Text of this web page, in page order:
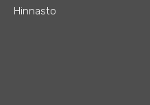
Hinnasto